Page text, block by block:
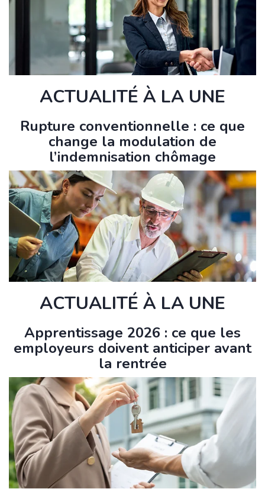
ACTUALITÉ À LA UNE
Rupture conventionnelle : ce que
change la modulation de
l’indemnisation chômage
ACTUALITÉ À LA UNE
Apprentissage 2026 : ce que les
employeurs doivent anticiper avant
la rentrée